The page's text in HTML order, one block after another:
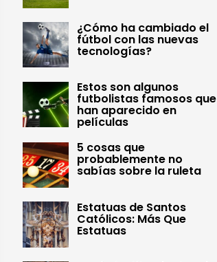
¿Cómo ha cambiado el
fútbol con las nuevas
tecnologías?
Estos son algunos
futbolistas famosos que
han aparecido en
películas
5 cosas que
probablemente no
sabías sobre la ruleta
Estatuas de Santos
Católicos: Más Que
Estatuas